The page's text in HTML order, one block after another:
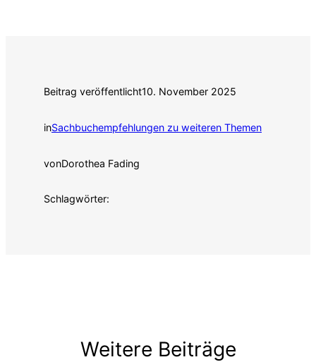
Beitrag veröffentlicht10. November 2025
inSachbuchempfehlungen zu weiteren Themen
vonDorothea Fading
Schlagwörter:
Weitere Beiträge